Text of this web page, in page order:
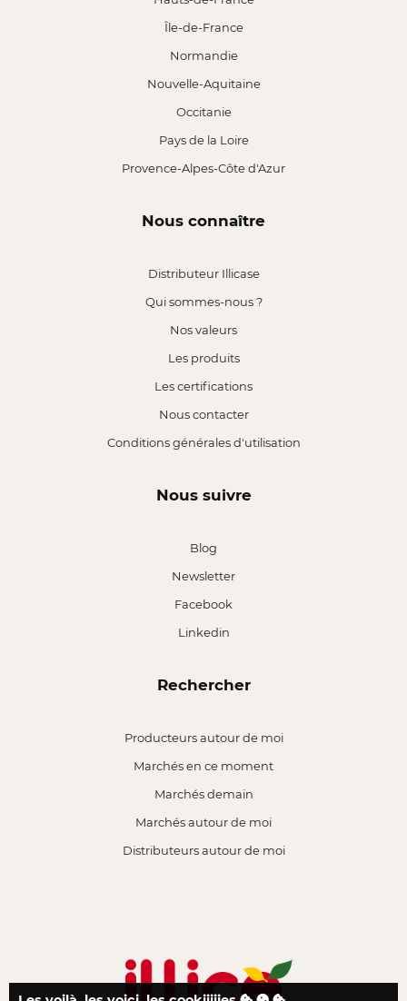
Île-de-France
Normandie
Nouvelle-Aquitaine
Occitanie
Pays de la Loire
Provence-Alpes-Côte d'Azur
Nous connaître
Distributeur Illicase
Qui sommes-nous ?
Nos valeurs
Les produits
Les certifications
Nous contacter
Conditions générales d'utilisation
Nous suivre
Blog
Newsletter
Facebook
Linkedin
Rechercher
Producteurs autour de moi
Marchés en ce moment
Marchés demain
Marchés autour de moi
Distributeurs autour de moi